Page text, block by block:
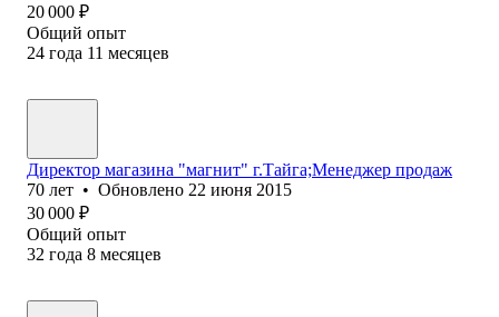
20 000 ₽
Общий опыт
24 года 11 месяцев
Директор магазина "магнит" г.Тайга;Менеджер продаж
70 лет • Обновлено 22 июня 2015
30 000 ₽
Общий опыт
32 года 8 месяцев